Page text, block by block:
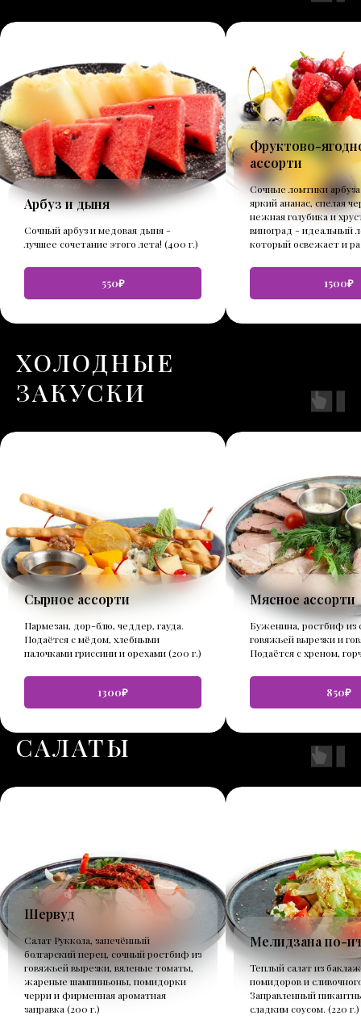
Арбуз и дыня
Сочный арбуз и медовая дыня -
лучшее сочетание этого лета! (400 г.)
550₽
Фруктово-
ассорти
Сочные ломтики
яркий ананас, спелая
нежная голубика и
виноград - идеальный
который освежает и
1500₽
ХОЛОДНЫЕ
ЗАКУСКИ
Сырное ассорти
Пармезан, дор-блю, чеддер, гауда.
Подаётся с мёдом, хлебными
палочками гриссини и орехами (200 г.)
1300₽
Мясное ассорти
Буженина, ростбиф из
говяжьей вырезки и
Подаётся с хреном,
850₽
САЛАТЫ
Шервуд
Салат Руккола, запечённый
болгарский перец, сочный ростбиф из
говяжьей вырезки, вяленые томаты,
жареные шампиньоны, помидорки
черри и фирменная ароматная
заправка (200 г.)
Мелидзана по-
Теплый салат из
помидоров и
Заправленный
сладким соусом. (220 г.)